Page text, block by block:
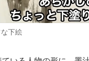
下絵